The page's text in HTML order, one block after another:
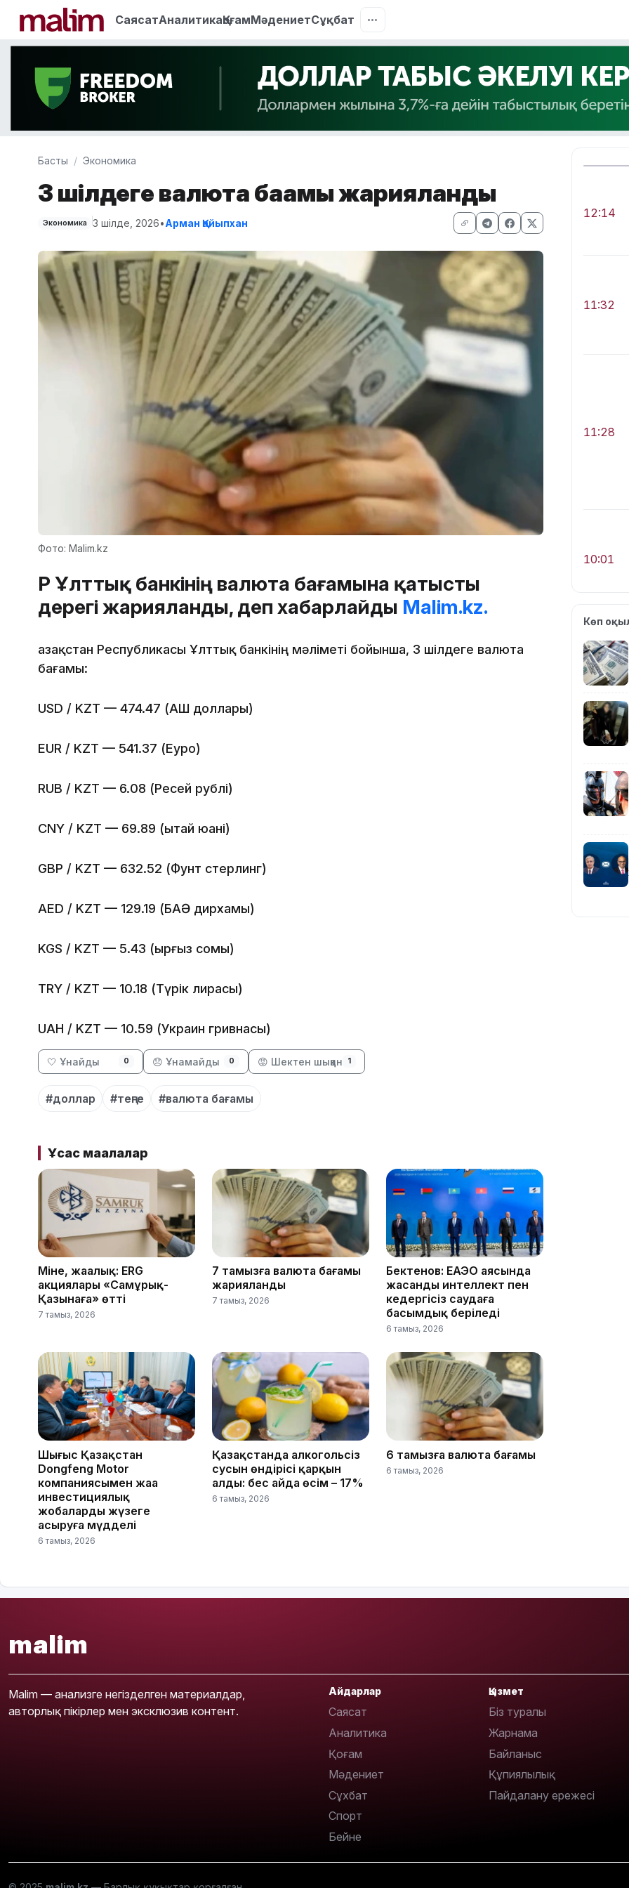
СаясатАналитикаҚоғамМәдениетСұқбат
Басты Экономика
3 шілдеге валюта бағамы жарияланды
Экономика 3 шілде, 2026•Арман Қайыпхан
Фото: Malim.kz
ҚР Ұлттық банкінің валюта бағамына қатысты
дерегі жарияланды, деп хабарлайды Malim.kz.
Қазақстан Республикасы Ұлттық банкінің мәліметі бойынша, 3 шілдеге валюта
бағамы:
USD / KZT — 474.47 (АҚШ доллары)
EUR / KZT — 541.37 (Еуро)
RUB / KZT — 6.08 (Ресей рублі)
CNY / KZT — 69.89 (Қытай юані)
GBP / KZT — 632.52 (Фунт стерлинг)
AED / KZT — 129.19 (БАӘ дирхамы)
KGS / KZT — 5.43 (Қырғыз сомы)
TRY / KZT — 10.18 (Түрік лирасы)
UAH / KZT — 10.59 (Украин гривнаcы)
🤍 Ұнайды 0 😞 Ұнамайды 0 😡 Шектен шыққан 1
#доллар #теңге #валюта бағамы
Ұқсас мақалалар
Міне, жаңалық: ERG
акциялары «Самұрық-
Қазынаға» өтті
7 тамыз, 2026
7 тамызға валюта бағамы
жарияланды
7 тамыз, 2026
Бектенов: ЕАЭО аясында
жасанды интеллект пен
кедергісіз саудаға
басымдық беріледі
6 тамыз, 2026
Шығыс Қазақстан
Dongfeng Motor
компаниясымен жаңа
инвестициялық
жобаларды жүзеге
асыруға мүдделі
6 тамыз, 2026
Қазақстанда алкогольсіз
сусын өндірісі қарқын
алды: бес айда өсім – 17%
6 тамыз, 2026
6 тамызға валюта бағамы
6 тамыз, 2026
12:14
11:32
11:28
10:01
09:40
08:41
08:29
08:15
Көп
malim
Malim — анализге негізделген материалдар,
авторлық пікірлер мен эксклюзив контент.
Айдарлар
Саясат
Аналитика
Қоғам
Мәдениет
Сұхбат
Спорт
Бейне
Қызмет
Біз туралы
Жарнама
Байланыс
Құпиялылық
Пайдалану ережесі